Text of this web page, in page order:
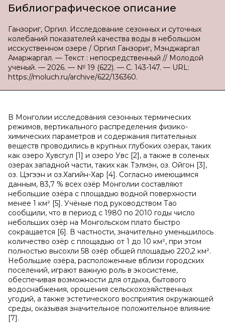
Библиографическое описание
Ганзориг, Оргил. Исследование сезонных и суточных
колебаний показателей качества воды в небольшом
исскуственном озере / Оргил Ганзориг, Мэнджаргал
Амаржаргал. — Текст : непосредственный // Молодой
ученый. — 2026. — № 19 (622). — С. 143-147. — URL:
https://moluch.ru/archive/622/136360.
В Монголии исследования сезонных термических
режимов, вертикального распределения физико-
химических параметров и содержания питательных
веществ проводились в крупных глубоких озерах, таких
как озеро Хувсгул [1] и озеро Увс [2], а также в соленых
озерах западной части, таких как Тэлмэн, оз. Ойгон [3],
оз. Цэгээн и оз.Хагийн-Хар [4]. Согласно имеющимся
данным, 83,7 % всех озёр Монголии составляют
небольшие озёра с площадью водной поверхности
менее 1 км² [5]. Учёные под руководством Тао
сообщили, что в период с 1980 по 2010 годы число
небольших озёр на Монгольском плато быстро
сокращается [6]. В частности, значительно уменьшилось
количество озёр с площадью от 1 до 10 км², при этом
полностью высохли 58 озёр общей площадью 220,2 км².
Небольшие озёра, расположенные вблизи городских
поселений, играют важную роль в экосистеме,
обеспечивая возможности для отдыха, бытового
водоснабжения, орошения сельскохозяйственных
угодий, а также эстетического восприятия окружающей
среды, оказывая значительное положительное влияние
[7].